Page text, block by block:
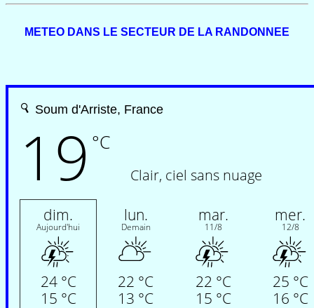
METEO DANS LE SECTEUR DE LA RANDONNEE